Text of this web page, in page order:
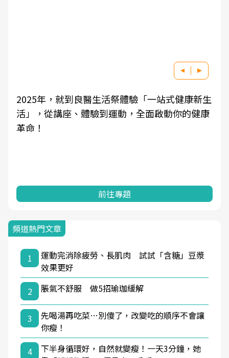
2025年，就到良醫生活祭體驗「一站式健康新生
活」，從講座、體驗到運動，全面啟動你的健康
革命！
前往專題
頻道熱門文章
1
運動完消除疲勞、長肌肉 試試「含糖」豆漿
效果更好
2
脹氣不舒服 做5招瑜珈緩解
3
先喝湯再吃菜…別傻了，改變吃的順序不會讓
你瘦！
4
下半身循環好，自然就變瘦！一天3分鐘，她